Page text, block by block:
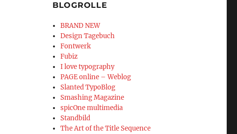
BLOGROLLE
BRAND NEW
Design Tagebuch
Fontwerk
Fubiz
I love typography
PAGE online – Weblog
Slanted TypoBlog
Smashing Magazine
spicOne multimedia
Standbild
The Art of the Title Sequence